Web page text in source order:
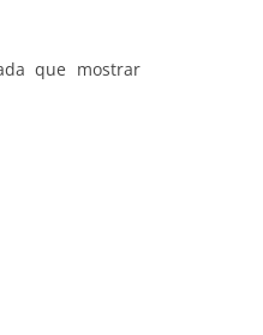
que mostrar